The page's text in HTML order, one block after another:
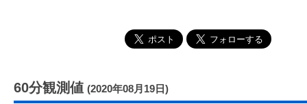
60分観測値 (2020年08月19日)